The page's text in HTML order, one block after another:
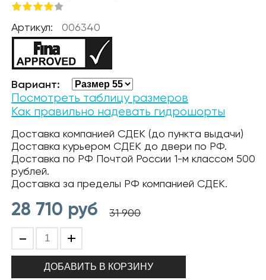
Артикул: 006340
Вариант:
Посмотреть таблицу размеров
Как правильно надевать гидрошорты
Доставка компанией СДЕК (до пункта выдачи)
Доставка курьером СДЕК до двери по РФ.
Доставка по РФ Почтой России 1-м классом 500
рублей.
Доставка за пределы РФ компанией СДЕК.
28 710 руб 31 900
- +